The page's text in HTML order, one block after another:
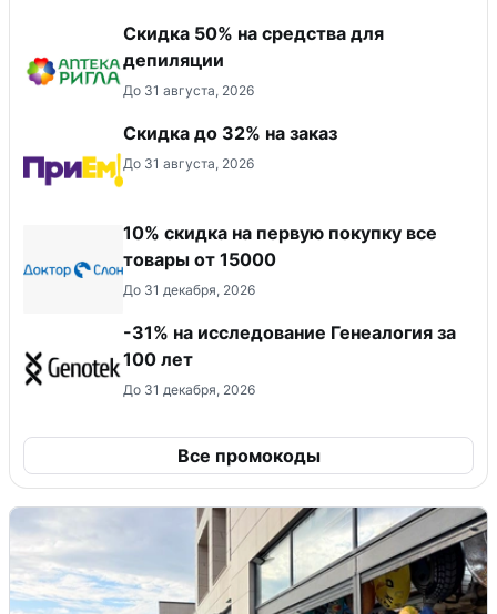
Скидка 50% на средства для
депиляции
До 31 августа, 2026
Скидка до 32% на заказ
До 31 августа, 2026
10% скидка на первую покупку все
товары от 15000
До 31 декабря, 2026
-31% на исследование Генеалогия за
100 лет
До 31 декабря, 2026
Все промокоды